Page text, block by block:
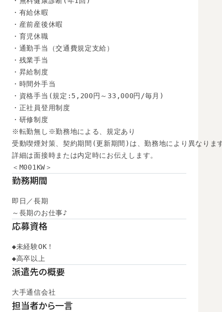
・有給休暇
・産前産後休暇
・育児休職
・通勤手当（交通費規定支給）
・残業手当
・昇給制度
・時間外手当
・資格手当(規定:5,200円～33,000円/毎月)
・正社員登用制度
・研修制度
※転勤無し※勤務地による、規定あり
受動喫煙対策、契約期間(更新期間)は、勤務地により異なりま
詳細は面接時または内定時にお伝えします。
＜M001KW＞
勤務期間
即日／長期
～長期のお仕事♪
応募資格
◆未経験OK！
◆高卒以上
派遣先の概要
大手通信会社
担当者から一言